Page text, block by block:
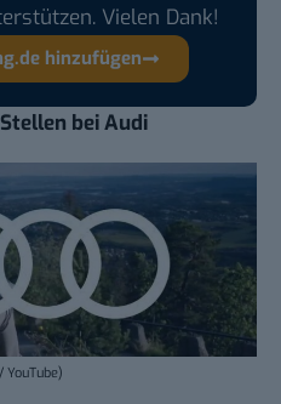
Vielen Dank!
hinzufügen
bei Audi
YouTube)